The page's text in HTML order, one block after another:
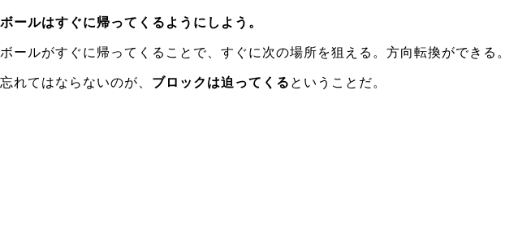
ボールはすぐに帰ってくるようにしよう。
ボールがすぐに帰ってくることで、すぐに次の場所を狙える。方向転換ができる。
忘れてはならないのが、 ブロックは迫ってくる ということだ。